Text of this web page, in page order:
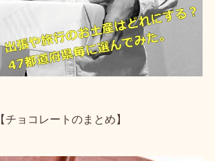
【チョコレートのまとめ】